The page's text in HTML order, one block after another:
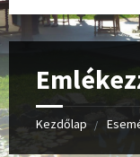
Kezdőlap